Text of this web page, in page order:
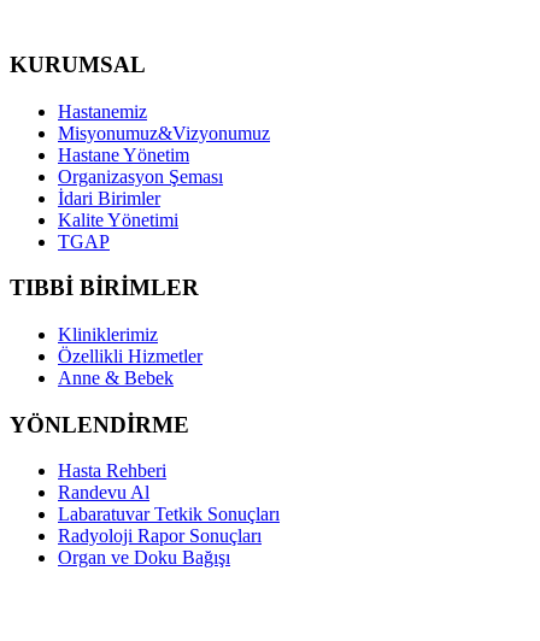
KURUMSAL
Hastanemiz
Misyonumuz&Vizyonumuz
Hastane Yönetim
Organizasyon Şeması
İdari Birimler
Kalite Yönetimi
TGAP
TIBBİ BİRİMLER
Kliniklerimiz
Özellikli Hizmetler
Anne & Bebek
YÖNLENDİRME
Hasta Rehberi
Randevu Al
Labaratuvar Tetkik Sonuçları
Radyoloji Rapor Sonuçları
Organ ve Doku Bağışı